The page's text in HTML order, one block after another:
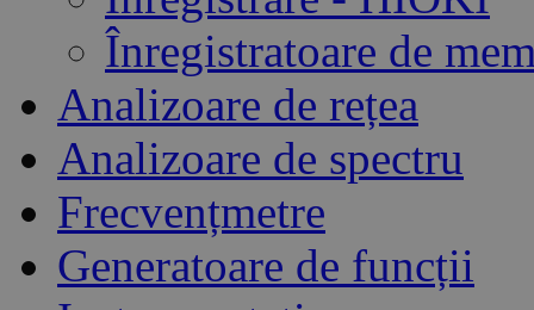
Înregistratoare de
Analizoare de rețea
Analizoare de spectru
Frecvențmetre
Generatoare de funcții